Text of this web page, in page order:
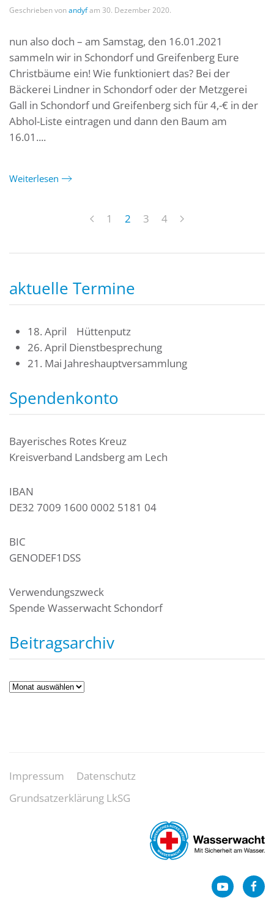
Geschrieben vonandyfam 30. Dezember 2020.
nun also doch – am Samstag, den 16.01.2021
sammeln wir in Schondorf und Greifenberg Eure
Christbäume ein! Wie funktioniert das? Bei der
Bäckerei Lindner in Schondorf oder der Metzgerei
Gall in Schondorf und Greifenberg sich für 4,-€ in der
Abhol-Liste eintragen und dann den Baum am
16.01....
Weiterlesen
1 2 3 4
aktuelle Termine
18. April Hüttenputz
26. April Dienstbesprechung
21. Mai Jahreshauptversammlung
Spendenkonto
Bayerisches Rotes Kreuz
Kreisverband Landsberg am Lech
IBAN
DE32 7009 1600 0002 5181 04
BIC
GENODEF1DSS
Verwendungszweck
Spende Wasserwacht Schondorf
Beitragsarchiv
Beitragsarchiv
Impressum
Datenschutz
Grundsatzerklärung LkSG